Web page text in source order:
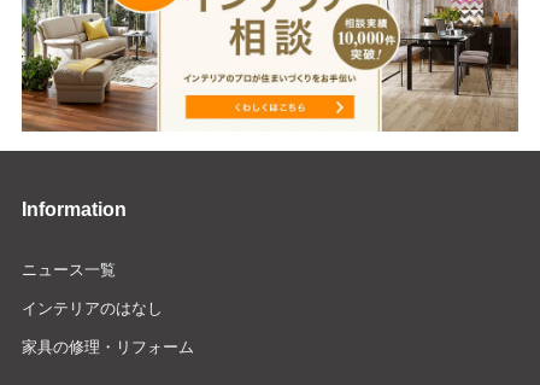
Information
ニュース一覧
インテリアのはなし
家具の修理・リフォーム